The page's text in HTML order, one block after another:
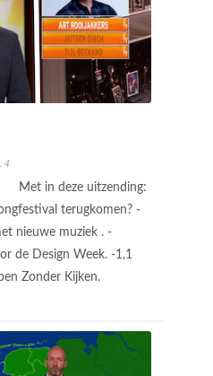
4
Met in deze uitzending:
terugkomen? -
nieuwe muziek . -
de Design Week. -1,1
Zonder Kijken.